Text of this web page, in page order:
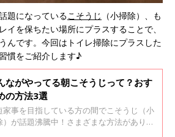
題になっているこそうじ （小掃除）、も
イを保ちたい場所にプラスすることで、
んです。今回はトイレ掃除にプラスした
慣をご紹介します♪
ながやってる朝こそうじって？おす
の方法3選
家事を目指している方の間でこそうじ（小
）が話題沸騰中！さまざまな方法がありま